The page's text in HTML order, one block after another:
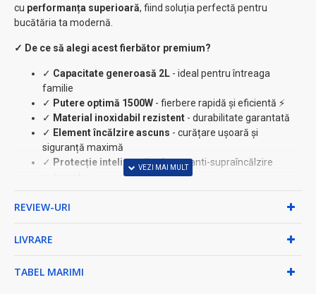
cu performanța superioară, fiind soluția perfectă pentru
bucătăria ta modernă.
✓ De ce să alegi acest fierbător premium?
✓ Capacitate generoasă 2L - ideal pentru întreaga
familie
✓ Putere optimă 1500W - fierbere rapidă și eficientă ⚡
✓ Material inoxidabil rezistent - durabilitate garantată
✓ Element încălzire ascuns - curățare ușoară și
siguranță maximă
✓ Protecție inteligentă- sistem anti-supraîncălzire
★ Caracteristici tehnice premium:
•Canea detașabilă
Alimentare 220-240V
REVIEW-URI
LIVRARE
TABEL MARIMI